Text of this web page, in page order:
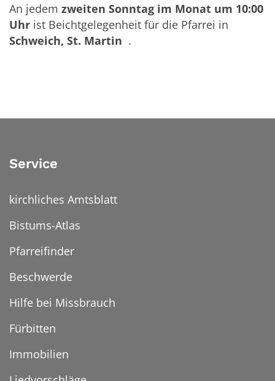
An jedem zweiten Sonntag im Monat um 10:00
Uhr ist Beichtgelegenheit für die Pfarrei in
Schweich, St. Martin .
Service
kirchliches Amtsblatt
Bistums-Atlas
Pfarreifinder
Beschwerde
Hilfe bei Missbrauch
Fürbitten
Immobilien